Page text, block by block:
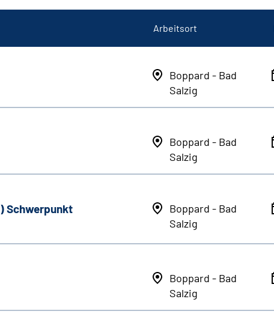
Arbeitsort
Boppard - Bad
Salzig
Boppard - Bad
Salzig
) Schwerpunkt
Boppard - Bad
Salzig
Boppard - Bad
Salzig